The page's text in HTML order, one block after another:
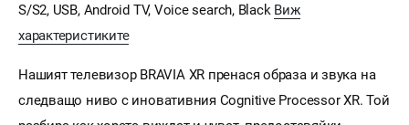
S/S2, USB, Android TV, Voice search, Black Виж
характеристиките
Нашият телевизор BRAVIA XR пренася образа и звука на
следващо ниво с иновативния Cognitive Processor XR. Той